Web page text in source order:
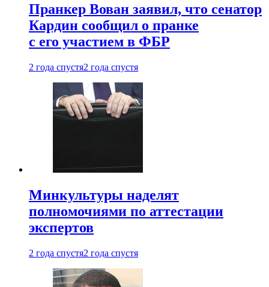
Пранкер Вован заявил, что сенатор
Кардин сообщил о пранке
с его участием в ФБР
2 года спустя2 года спустя
Минкультуры наделят
полномочиями по аттестации
экспертов
2 года спустя2 года спустя